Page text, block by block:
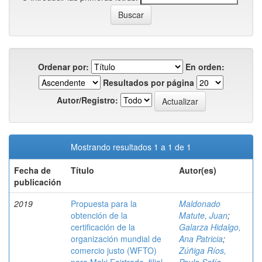
Ordenar por:
En orden:
Resultados por página
Autor/Registro:
Mostrando resultados 1 a 1 de 1
Fecha de
publicación
Título Autor(es)
2019
Propuesta para la
obtención de la
certificación de la
organización mundial de
comercio justo (WFTO)
Maldonado
Matute, Juan;
Galarza Hidalgo,
Ana Patricia;
Zúñiga Ríos,